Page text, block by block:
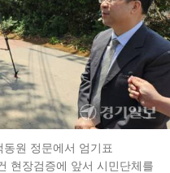
원 정문에서 엄기표
현장검증에 앞서 시민단체를